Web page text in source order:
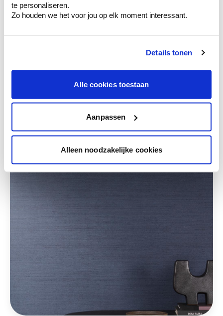
te personaliseren.
Zo houden we het voor jou op elk moment interessant.
Details tonen
Alle cookies toestaan
Aanpassen
Alleen noodzakelijke cookies
Ontdek er kleurechte stalen van je
kleurenselectie.
combineren.
Deze stijlen zijn misschien ook iets voor jou